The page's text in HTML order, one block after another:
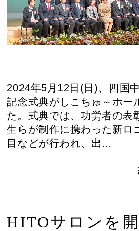
2024年5月12日(日)、四国
記念式典がしこちゅ～ホー
た。式典では、功労者の表
生らが制作に携わった新ロ
目などが行われ、出…
HITOサロンを